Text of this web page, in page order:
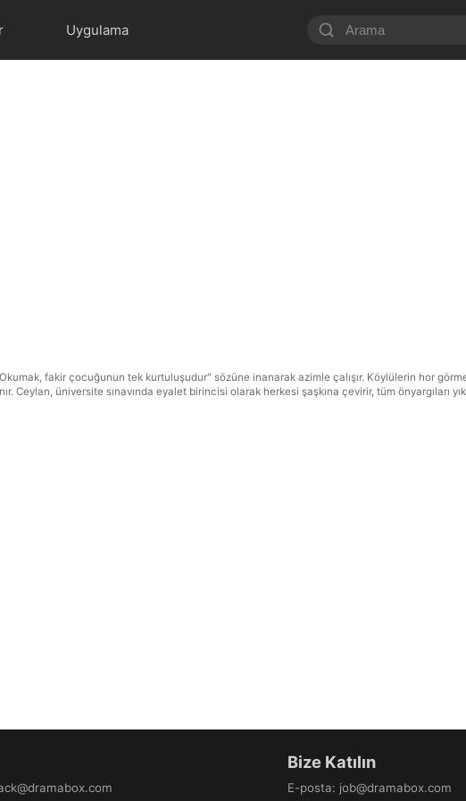
Uygulama
fakir çocuğunun tek kurtuluşudur" sözüne inanarak azimle çalışır. Köylülerin hor
Ceylan, üniversite sınavında eyalet birincisi olarak herkesi şaşkına çevirir, tüm önyargıları
Bize Katılın
E-posta: job@dramabox.com